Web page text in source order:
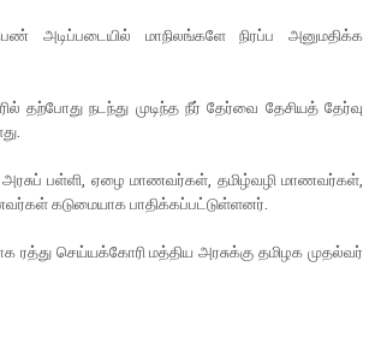
அடிப்படையில் மாநிலங்களே நிரப்ப அனுமதிக்க
தற்போது நடந்து முடிந்த நீர் தேர்வை தேசியத் தேர்வு
அரசுப் பள்ளி, ஏழை மாணவர்கள், தமிழ்வழி மாணவர்கள்,
கடுமையாக பாதிக்கப்பட்டுள்ளனர்.
ரத்து செய்யக்கோரி மத்திய அரசுக்கு தமிழக முதல்வர்